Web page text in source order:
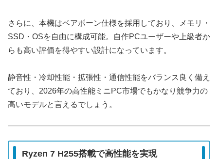
さらに、本機はベアボーン仕様を採用しており、メモリ・
SSD・OSを自由に構成可能。自作PCユーザーや上級者か
らも高い評価を得やすい設計になっています。
静音性・冷却性能・拡張性・通信性能をバランス良く備え
ており、2026年の高性能ミニPC市場でもかなり競争力の
高いモデルと言えるでしょう。
Ryzen 7 H255搭載で高性能を実現